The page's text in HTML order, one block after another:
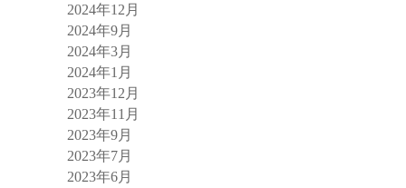
2024年12月
2024年9月
2024年3月
2024年1月
2023年12月
2023年11月
2023年9月
2023年7月
2023年6月